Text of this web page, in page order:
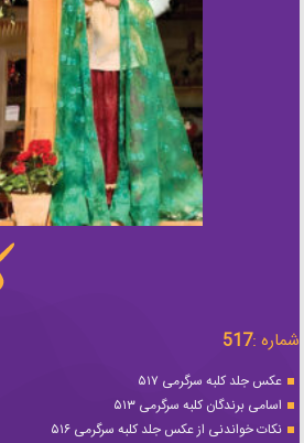
شماره :517
عکس جلد کلبه سرگرمی ۵۱۷
اسامی برندگان کلبه سرگرمی ۵۱۳
نکات خواندنی از عکس جلد کلبه سرگرمی ۵۱۶